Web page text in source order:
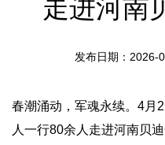
走进河南
发布日期：
春潮涌动，军魂永续。4月
人一行80余人走进河南贝